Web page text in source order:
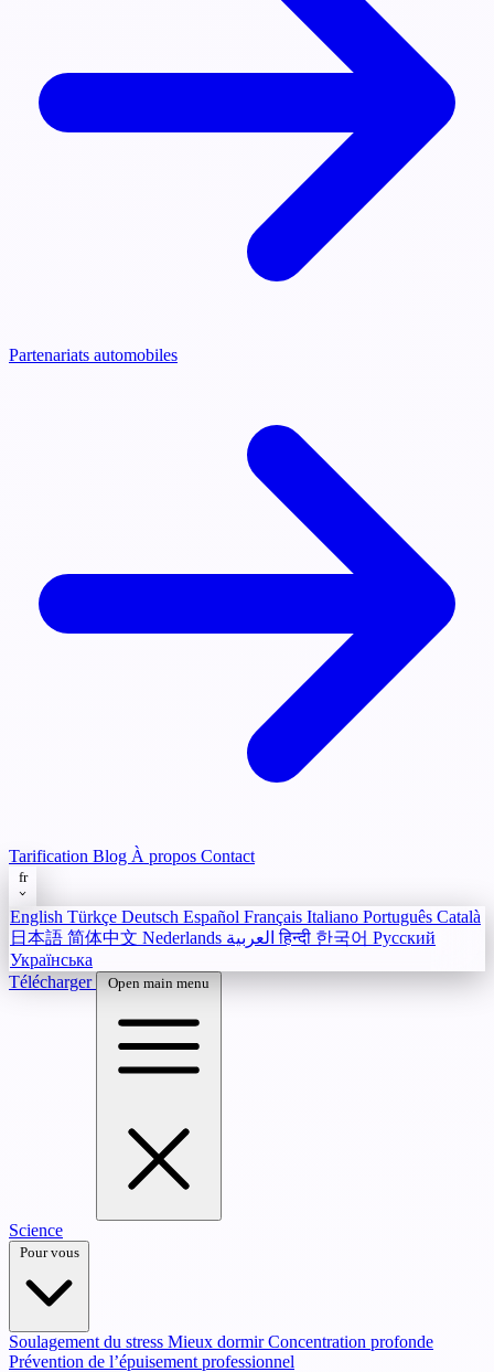
Partenariats automobiles
Tarification Blog À propos Contact
fr
English Türkçe Deutsch Español Français Italiano Português Català
日本語 简体中文 Nederlands العربيةहिन्दी 한국어 Русский
Українська
Télécharger
Open main menu
Science
Pour vous
Soulagement du stress Mieux dormirConcentration profonde
Prévention de l’épuisement professionnel